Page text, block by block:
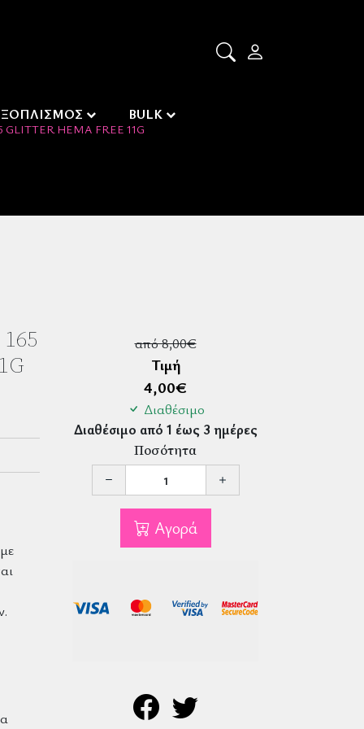
BULK
HEMA FREE 11G
από 8,00€
Τιμή
4,00€
Διαθέσιμο
Διαθέσιμο από 1 έως 3 ημέρες
Ποσότητα
Αγορά